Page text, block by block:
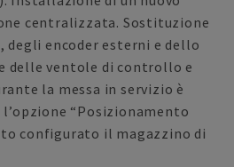
centralizzata. Sostituzione
encoder esterni e dello
delle ventole di controllo e
la messa in servizio è
“Posizionamento
configurato il magazzino di